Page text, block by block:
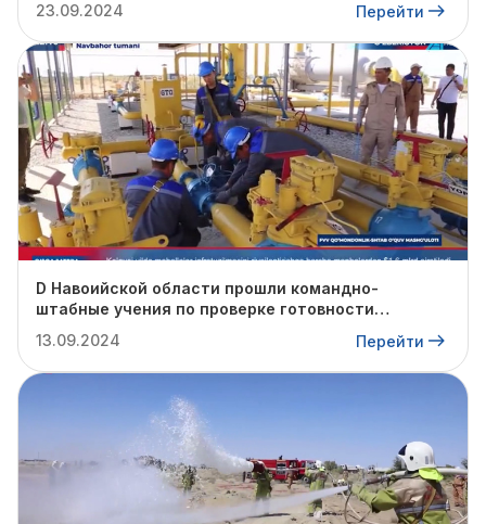
отопительному сезону.
23.09.2024 Перейти
D Навоийской области прошли командно-
штабные учения по проверке готовности
отопительному сезону.
13.09.2024 Перейти